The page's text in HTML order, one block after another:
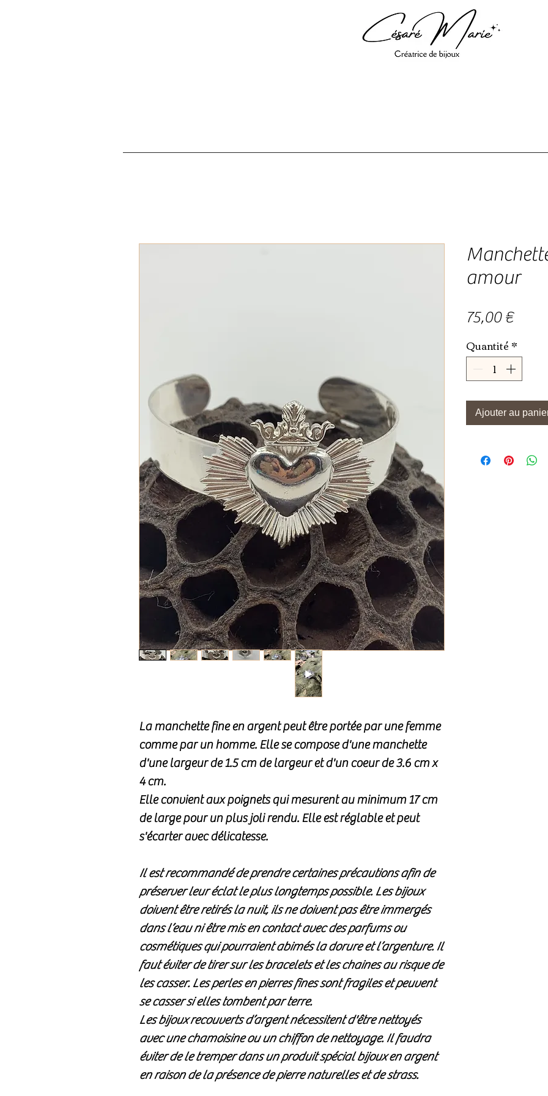
La manchette fine en argent peut être portée par une femme
comme par un homme. Elle se compose d'une manchette
d'une largeur de 1.5 cm de largeur et d'un coeur de 3.6 cm x
4 cm.
Elle convient aux poignets qui mesurent au minimum 17 cm
de large pour un plus joli rendu. Elle est réglable et peut
s'écarter avec délicatesse.
Il est recommandé de prendre certaines précautions afin de
préserver leur éclat le plus longtemps possible. Les bijoux
doivent être retirés la nuit, ils ne doivent pas être immergés
dans l’eau ni être mis en contact avec des parfums ou
cosmétiques qui pourraient abimés la dorure et l’argenture. Il
faut éviter de tirer sur les bracelets et les chaines au risque de
les casser. Les perles en pierres fines sont fragiles et peuvent
se casser si elles tombent par terre.
Les bijoux recouverts d’argent nécessitent d'être nettoyés
avec une chamoisine ou un chiffon de nettoyage. Il faudra
éviter de le tremper dans un produit spécial bijoux en argent
en raison de la présence de pierre naturelles et de strass.
amour
75,00 €Prix
Quantité *
Ajouter au